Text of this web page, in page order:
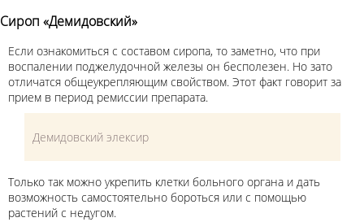
Сироп «Демидовский»
Если ознакомиться с составом сиропа, то заметно, что при
воспалении поджелудочной железы он бесполезен. Но зато
отличатся общеукрепляющим свойством. Этот факт говорит за
прием в период ремиссии препарата.
Демидовский элексир
Только так можно укрепить клетки больного органа и дать
возможность самостоятельно бороться или с помощью
растений с недугом.